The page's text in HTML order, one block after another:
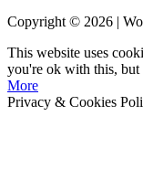
Copyright © 2026 |
This website uses
you're ok with this,
More
Privacy & Cookies